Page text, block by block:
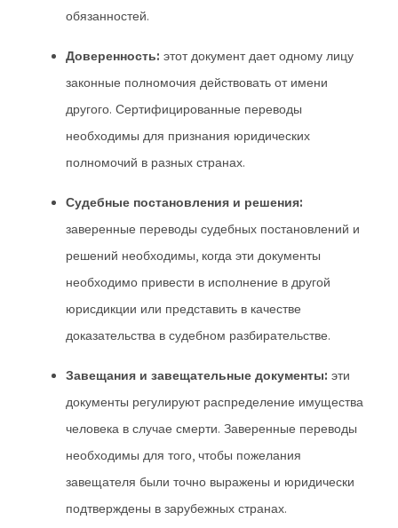
обязанностей.
Доверенность: этот документ дает одному лицу
законные полномочия действовать от имени
другого. Сертифицированные переводы
необходимы для признания юридических
полномочий в разных странах.
Судебные постановления и решения:
заверенные переводы судебных постановлений и
решений необходимы, когда эти документы
необходимо привести в исполнение в другой
юрисдикции или представить в качестве
доказательства в судебном разбирательстве.
Завещания и завещательные документы: эти
документы регулируют распределение имущества
человека в случае смерти. Заверенные переводы
необходимы для того, чтобы пожелания
завещателя были точно выражены и юридически
подтверждены в зарубежных странах.